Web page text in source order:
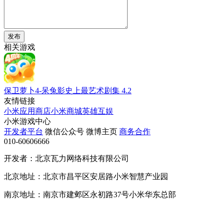
发布
相关游戏
保卫萝卜4-呆兔影史上最艺术剧集 4.2
友情链接
小米应用商店小米商城英雄互娱
小米游戏中心
开发者平台 微信公众号 微博主页 商务合作
010-60606666
开发者：北京瓦力网络科技有限公司
北京地址：北京市昌平区安居路小米智慧产业园
南京地址：南京市建邺区永初路37号小米华东总部